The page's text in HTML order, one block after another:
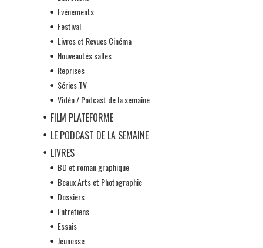
Evénements
Festival
Livres et Revues Cinéma
Nouveautés salles
Reprises
Séries TV
Vidéo / Podcast de la semaine
FILM PLATEFORME
LE PODCAST DE LA SEMAINE
LIVRES
BD et roman graphique
Beaux Arts et Photographie
Dossiers
Entretiens
Essais
Jeunesse